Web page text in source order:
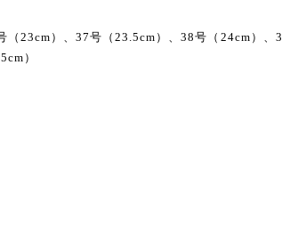
（23cm）、37号（23.5cm）、38号（24cm）、
）